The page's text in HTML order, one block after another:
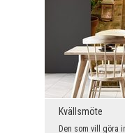
Kvällsmöte